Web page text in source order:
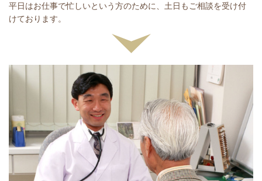
平日はお仕事で忙しいという方のために、土日もご相談を受け付
けております。